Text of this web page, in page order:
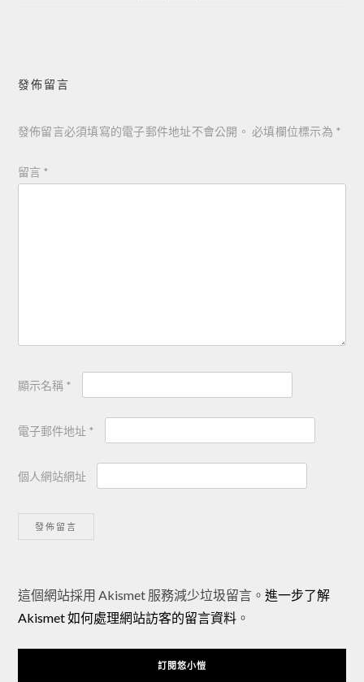
發佈留言
發佈留言必須填寫的電子郵件地址不會公開。 必填欄位標示為 *
留言 *
顯示名稱 *
電子郵件地址 *
個人網站網址
Alternative:
這個網站採用 Akismet 服務減少垃圾留言。 進一步了解
Akismet 如何處理網站訪客的留言資料。
訂閱悠小愷